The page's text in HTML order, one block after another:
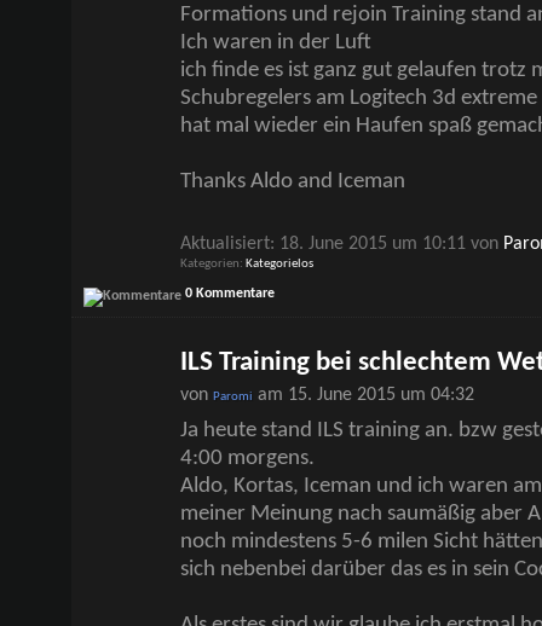
Formations und rejoin Training stand
Ich waren in der Luft
ich finde es ist ganz gut gelaufen trotz
Schubregelers am Logitech 3d extreme
hat mal wieder ein Haufen spaß
Thanks Aldo and Iceman
Aktualisiert: 18. June 2015 um 10:11 von
Kategorien Kategorielos
0 Kommentare
ILS Training bei schlechtem
von Paromi am 15. June 2015 um 04:32
Ja heute stand ILS training an. bzw
4:00 morgens.
Aldo, Kortas, Iceman und ich waren
meiner Meinung nach saumäßig aber
noch mindestens 5-6 milen Sicht
sich nebenbei darüber das es in sein